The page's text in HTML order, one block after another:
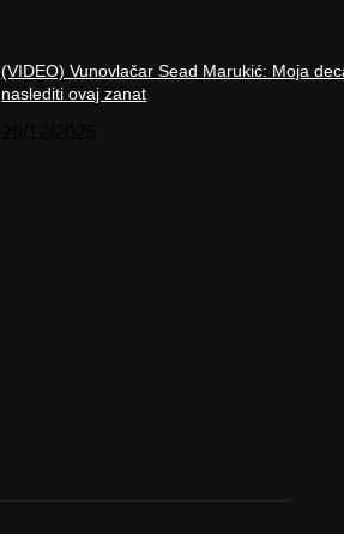
(VIDEO) Vunovlačar Sead Marukić: Moja
naslediti ovaj zanat